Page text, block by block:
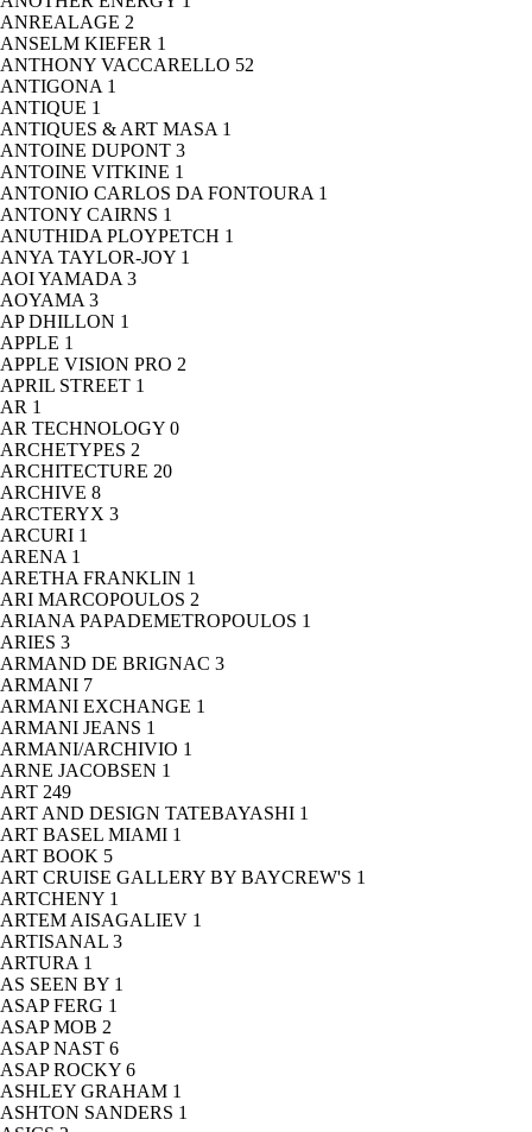
ANREALAGE 2
ANSELM KIEFER 1
ANTHONY VACCARELLO 52
ANTIGONA 1
ANTIQUE 1
ANTIQUES & ART MASA 1
ANTOINE DUPONT 3
ANTOINE VITKINE 1
ANTONIO CARLOS DA FONTOURA 1
ANTONY CAIRNS 1
ANUTHIDA PLOYPETCH 1
ANYA TAYLOR-JOY 1
AOI YAMADA 3
AOYAMA 3
AP DHILLON 1
APPLE 1
APPLE VISION PRO 2
APRIL STREET 1
AR 1
AR TECHNOLOGY 0
ARCHETYPES 2
ARCHITECTURE 20
ARCHIVE 8
ARCTERYX 3
ARCURI 1
ARENA 1
ARETHA FRANKLIN 1
ARI MARCOPOULOS 2
ARIANA PAPADEMETROPOULOS 1
ARIES 3
ARMAND DE BRIGNAC 3
ARMANI 7
ARMANI EXCHANGE 1
ARMANI JEANS 1
ARMANI/ARCHIVIO 1
ARNE JACOBSEN 1
ART 249
ART AND DESIGN TATEBAYASHI 1
ART BASEL MIAMI 1
ART BOOK 5
ART CRUISE GALLERY BY BAYCREW'S 1
ARTCHENY 1
ARTEM AISAGALIEV 1
ARTISANAL 3
ARTURA 1
AS SEEN BY 1
ASAP FERG 1
ASAP MOB 2
ASAP NAST 6
ASAP ROCKY 6
ASHLEY GRAHAM 1
ASHTON SANDERS 1